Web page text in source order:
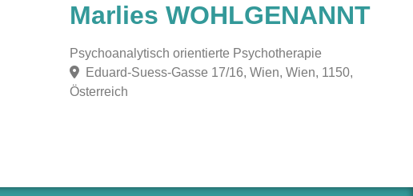
Marlies WOHLGENANNT
Psychoanalytisch orientierte Psychotherapie
Eduard-Suess-Gasse 17/16, Wien, Wien, 1150,
Österreich